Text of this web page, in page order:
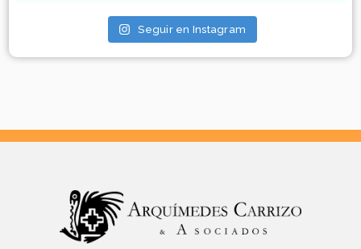
Seguir en Instagram